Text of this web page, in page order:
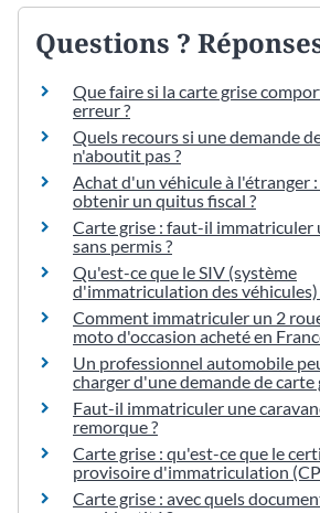
Questions ?
Que faire si la carte grise
erreur ?
Quels recours si une demande
n'aboutit pas ?
Achat d'un véhicule à l'étranger
obtenir un quitus fiscal ?
Carte grise : faut-il immatriculer
sans permis ?
Qu'est-ce que le SIV (système
d'immatriculation des véhicules)
Comment immatriculer un 2
moto d'occasion acheté en
Un professionnel automobile
charger d'une demande de carte
Faut-il immatriculer une
remorque ?
Carte grise : qu'est-ce que le
provisoire d'immatriculation
Carte grise : avec quels